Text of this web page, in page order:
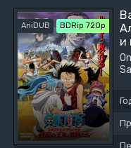
AniDUB BDRip 720p
и